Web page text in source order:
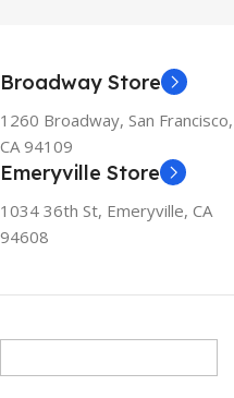
Broadway Store
1260 Broadway, San Francisco,
CA 94109
Emeryville Store
1034 36th St, Emeryville, CA
94608